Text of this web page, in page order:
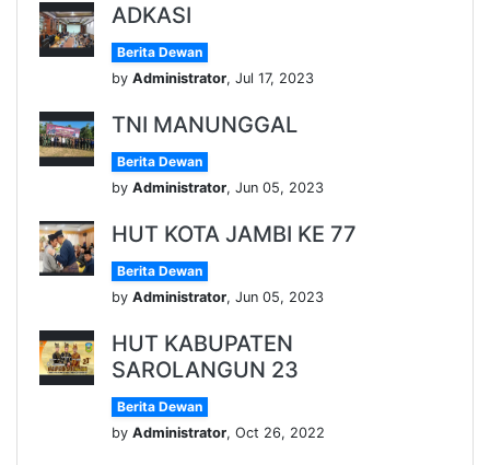
ADKASI
Berita Dewan
by Administrator, Jul 17, 2023
TNI MANUNGGAL
Berita Dewan
by Administrator, Jun 05, 2023
HUT KOTA JAMBI KE 77
Berita Dewan
by Administrator, Jun 05, 2023
HUT KABUPATEN
SAROLANGUN 23
Berita Dewan
by Administrator, Oct 26, 2022